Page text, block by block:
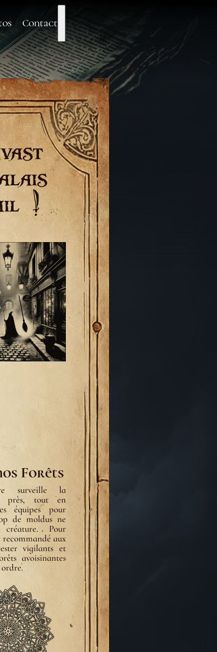
Contact
!
Forêts
surveille la
près, tout en
équipes pour
de moldus ne
Pour
recommandé aux
vigilants et
avoisinantes
ordre.